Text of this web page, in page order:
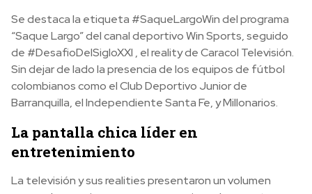
Se destaca la etiqueta #SaqueLargoWin del programa
“Saque Largo” del canal deportivo Win Sports, seguido
de #DesafioDelSigloXXI , el reality de Caracol Televisión.
Sin dejar de lado la presencia de los equipos de fútbol
colombianos como el Club Deportivo Junior de
Barranquilla, el Independiente Santa Fe, y Millonarios.
La pantalla chica líder en
entretenimiento
La televisión y sus realities presentaron un volumen